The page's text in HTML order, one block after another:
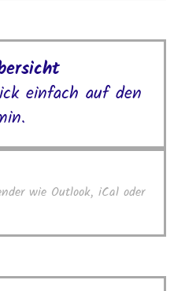
einfach auf den
wie Outlook, iCal oder